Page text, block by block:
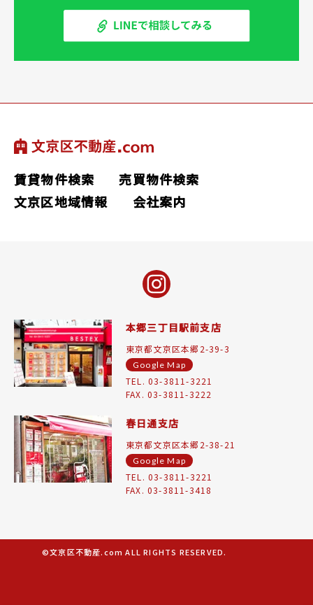
賃貸物件検索
売買物件検索
文京区地域情報
会社案内
本郷三丁目駅前支店
東京都文京区本郷2-39-3
Google Map
TEL. 03-3811-3221
FAX. 03-3811-3222
春日通支店
東京都文京区本郷2-38-21
Google Map
TEL. 03-3811-3221
FAX. 03-3811-3418
©文京区不動産.com ALL RIGHTS RESERVED.